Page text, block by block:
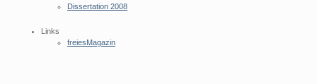
Dissertation 2008
Links
freiesMagazin